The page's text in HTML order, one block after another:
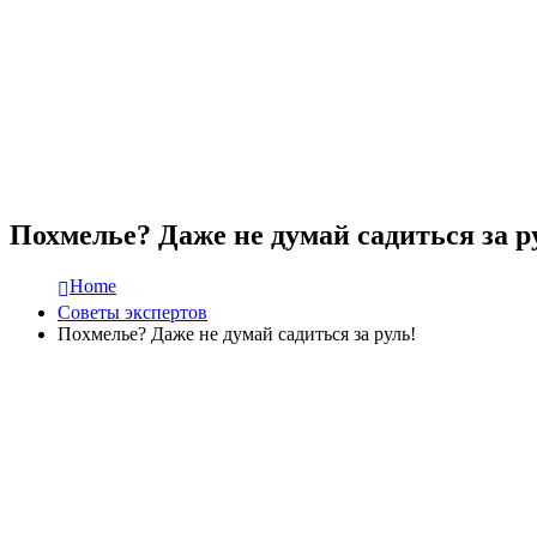
Похмелье? Даже не думай садиться за
Home
Советы экспертов
Похмелье? Даже не думай садиться за руль!